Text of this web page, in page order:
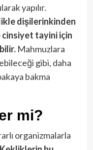
yapılır.
dişilerinkinden
tayini için
Mahmuzlara
gibi, daha
bakma
mi?
organizmalarla